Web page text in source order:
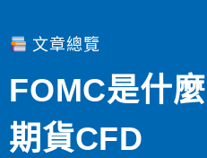
文章總覽
FOMC是什
期貨CFD